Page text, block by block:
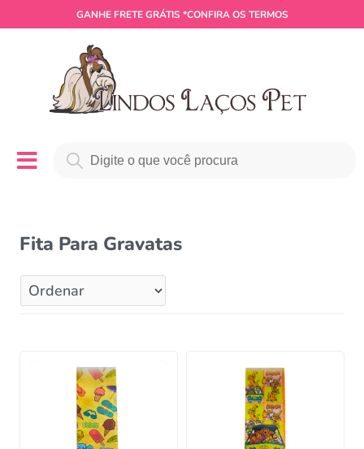
GANHE FRETE GRÁTIS *CONFIRA OS TERMOS
Fita Para Gravatas